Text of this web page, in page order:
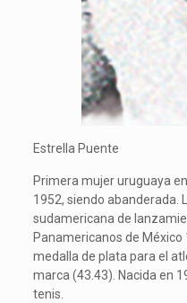
Estrella Puente
Primera mujer uruguaya
1952, siendo abanderada.
sudamericana de
Panamericanos de
medalla de plata para el
marca (43.43). Nacida en
tenis.